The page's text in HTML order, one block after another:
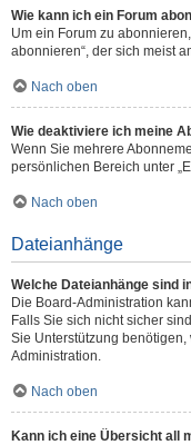
Wie kann ich ein Forum
Um ein Forum zu
abonnieren“, der sich meist
Nach oben
Wie deaktiviere ich meine
Wenn Sie mehrere
persönlichen Bereich unter
Nach oben
Dateianhänge
Welche Dateianhänge sind
Die Board-Administration
Falls Sie sich nicht sicher
Sie Unterstützung
Administration.
Nach oben
Kann ich eine Übersicht all